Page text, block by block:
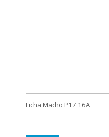
Ficha Macho P17 16A